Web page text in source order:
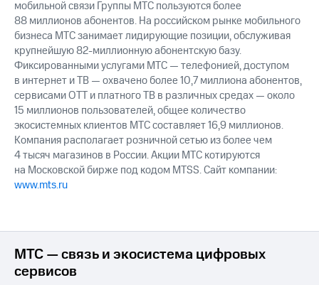
мобильной связи Группы МТС пользуются более
88 миллионов абонентов. На российском рынке мобильного
бизнеса МТС занимает лидирующие позиции, обслуживая
крупнейшую 82-миллионную абонентскую базу.
Фиксированными услугами МТС — телефонией, доступом
в интернет и ТВ — охвачено более 10,7 миллиона абонентов,
сервисами OTT и платного ТВ в различных средах — около
15 миллионов пользователей, общее количество
экосистемных клиентов МТС составляет 16,9 миллионов.
Компания располагает розничной сетью из более чем
4 тысяч магазинов в России. Акции МТС котируются
на Московской бирже под кодом MTSS. Сайт компании:
www.mts.ru
МТС — связь и экосистема цифровых
сервисов